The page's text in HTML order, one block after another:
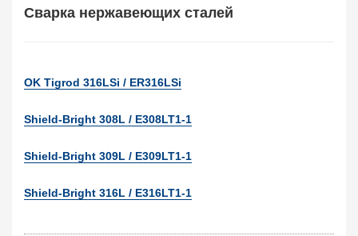
Сварка нержавеющих сталей
OK Tigrod 316LSi / ER316LSi
Shield-Bright 308L / E308LT1-1
Shield-Bright 309L / E309LT1-1
Shield-Bright 316L / E316LT1-1